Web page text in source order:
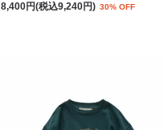
8,400円(税込9,240円) 30% OFF